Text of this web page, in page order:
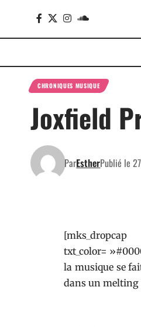
CHRONIQUES MUSIQUE
Joxfield
ParEstherPublié le
txt_color=
la musique se
dans un melting